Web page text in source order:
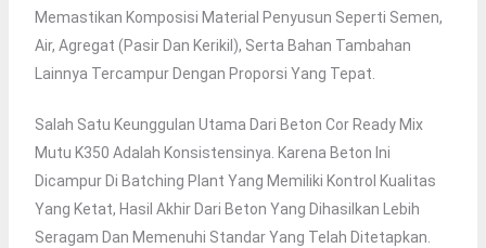
Memastikan Komposisi Material Penyusun Seperti Semen,
Air, Agregat (pasir Dan Kerikil), Serta Bahan Tambahan
Lainnya Tercampur Dengan Proporsi Yang Tepat.
Salah Satu Keunggulan Utama Dari Beton Cor Ready Mix
Mutu K350 Adalah Konsistensinya. Karena Beton Ini
Dicampur Di Batching Plant Yang Memiliki Kontrol Kualitas
Yang Ketat, Hasil Akhir Dari Beton Yang Dihasilkan Lebih
Seragam Dan Memenuhi Standar Yang Telah Ditetapkan.